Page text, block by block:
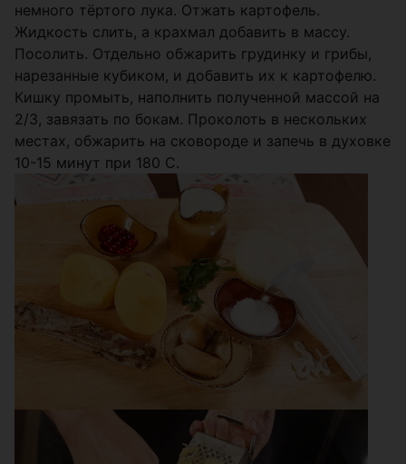
немного тёртого лука. Отжать картофель.
Жидкость слить, а крахмал добавить в массу.
Посолить. Отдельно обжарить грудинку и грибы,
нарезанные кубиком, и добавить их к картофелю.
Кишку промыть, наполнить полученной массой на
2/3, завязать по бокам. Проколоть в нескольких
местах, обжарить на сковороде и запечь в духовке
10-15 минут при 180 С.